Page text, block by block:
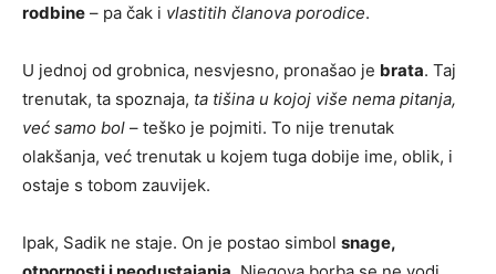
rodbine – pa čak i vlastitih članova porodice.
U jednoj od grobnica, nesvjesno, pronašao je brata. Taj
trenutak, ta spoznaja, ta tišina u kojoj više nema pitanja,
već samo bol – teško je pojmiti. To nije trenutak
olakšanja, već trenutak u kojem tuga dobije ime, oblik, i
ostaje s tobom zauvijek.
Ipak, Sadik ne staje. On je postao simbol snage,